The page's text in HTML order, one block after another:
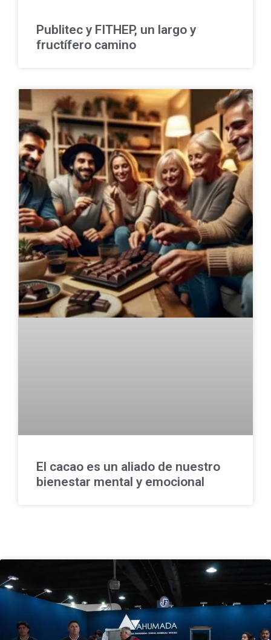
Publitec y FITHEP, un largo y
fructífero camino
El cacao es un aliado de nuestro
bienestar mental y emocional